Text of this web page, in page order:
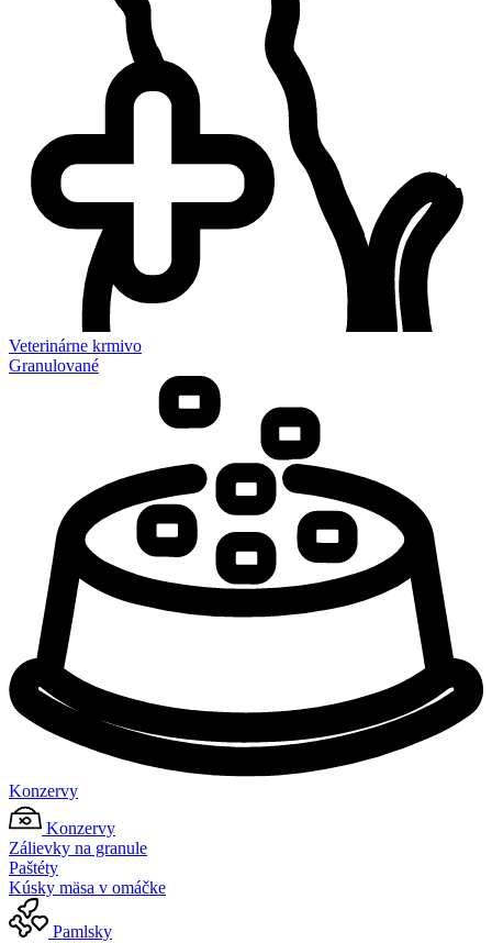
Veterinárne krmivo
Granulované
Konzervy
Konzervy
Zálievky na granule
Paštéty
Kúsky mäsa v omáčke
Pamlsky